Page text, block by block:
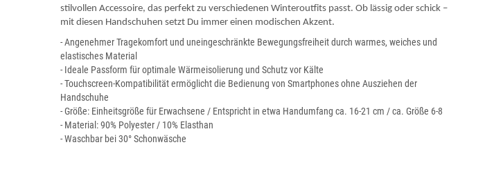
stilvollen Accessoire, das perfekt zu verschiedenen Winteroutfits passt. Ob lässig oder schick –
mit diesen Handschuhen setzt Du immer einen modischen Akzent.
- Angenehmer Tragekomfort und uneingeschränkte Bewegungsfreiheit durch warmes, weiches und
elastisches Material
- Ideale Passform für optimale Wärmeisolierung und Schutz vor Kälte
- Touchscreen-Kompatibilität ermöglicht die Bedienung von Smartphones ohne Ausziehen der
Handschuhe
- Größe: Einheitsgröße für Erwachsene / Entspricht in etwa Handumfang ca. 16-21 cm / ca. Größe 6-8
- Material: 90% Polyester / 10% Elasthan
- Waschbar bei 30° Schonwäsche